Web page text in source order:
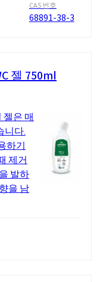
CAS 번호
68891-38-3
젤 750ml
젤은 매
니다.
하기
제거
발하
을 남